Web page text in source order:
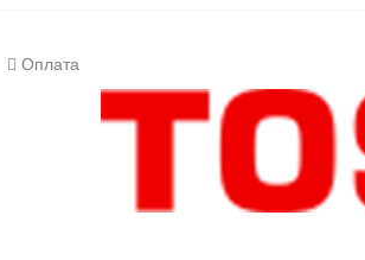
Оплата